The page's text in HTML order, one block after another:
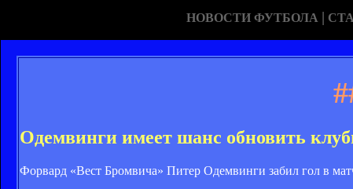
НОВОСТИ ФУТБОЛА |
Одемвинги имеет шанс обновить
Форвард «Вест Бромвича» Питер Одемвинги забил гол в